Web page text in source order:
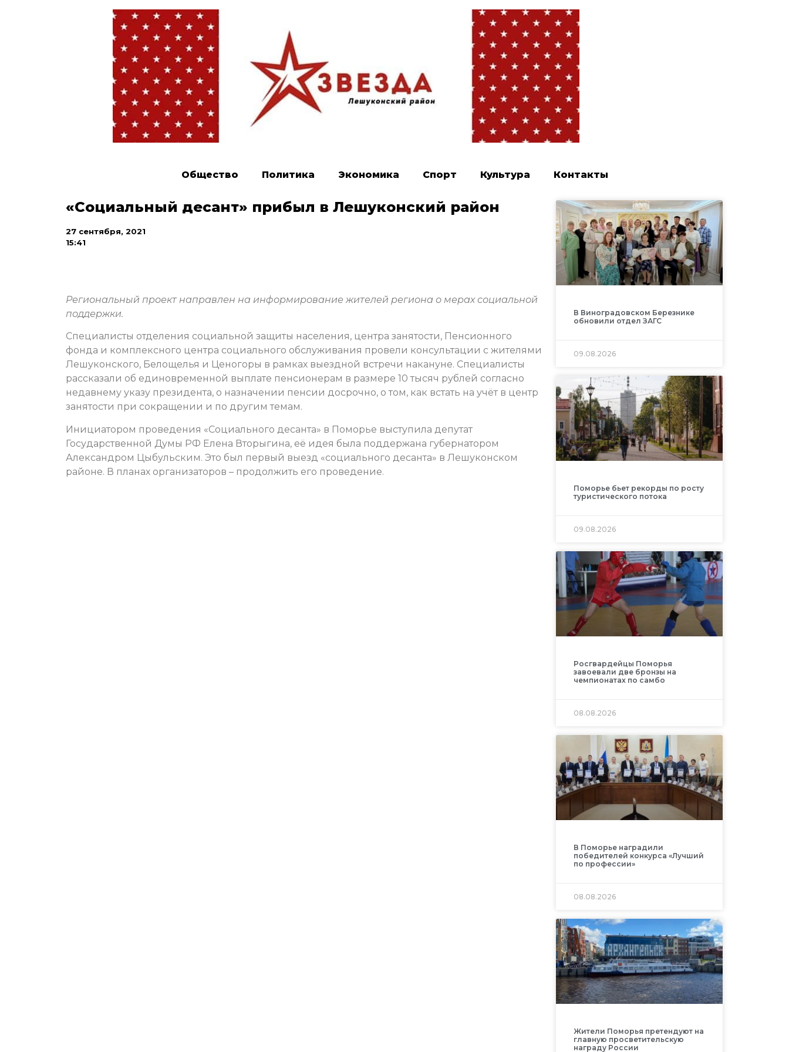
Общество Политика Экономика Спорт Культура Контакты
«Социальный десант» прибыл в Лешуконский район
27 сентября, 2021
15:41
Региональный проект направлен на информирование жителей региона о мерах социальной
поддержки.
Специалисты отделения социальной защиты населения, центра занятости, Пенсионного
фонда и комплексного центра социального обслуживания провели консультации с жителями
Лешуконского, Белощелья и Ценогоры в рамках выездной встречи накануне. Специалисты
рассказали об единовременной выплате пенсионерам в размере 10 тысяч рублей согласно
недавнему указу президента, о назначении пенсии досрочно, о том, как встать на учёт в центр
занятости при сокращении и по другим темам.
Инициатором проведения «Социального десанта» в Поморье выступила депутат
Государственной Думы РФ Елена Вторыгина, её идея была поддержана губернатором
Александром Цыбульским. Это был первый выезд «социального десанта» в Лешуконском
районе. В планах организаторов – продолжить его проведение.
В Виноградовском Березнике
обновили отдел ЗАГС
09.08.2026
Поморье бьет рекорды по росту
туристического потока
09.08.2026
Росгвардейцы Поморья
завоевали две бронзы на
чемпионатах по самбо
08.08.2026
В Поморье наградили
победителей конкурса «Лучший
по профессии»
08.08.2026
Жители Поморья претендуют на
главную просветительскую
награду России